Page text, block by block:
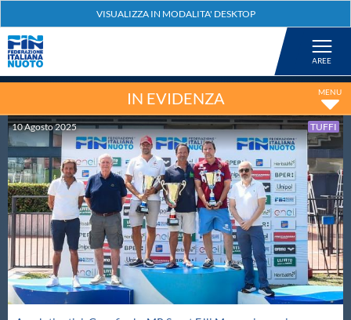
Nuoto
Pallanuoto
Tuffi
Artistico
Fondo
IN EVIDENZA
TUFFI
10Agosto2025